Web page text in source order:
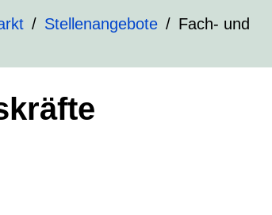
Stellenangebote
Fach- und